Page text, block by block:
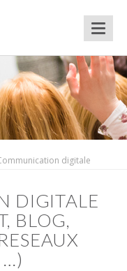
digitale
DIGITALE
BLOG,
…)